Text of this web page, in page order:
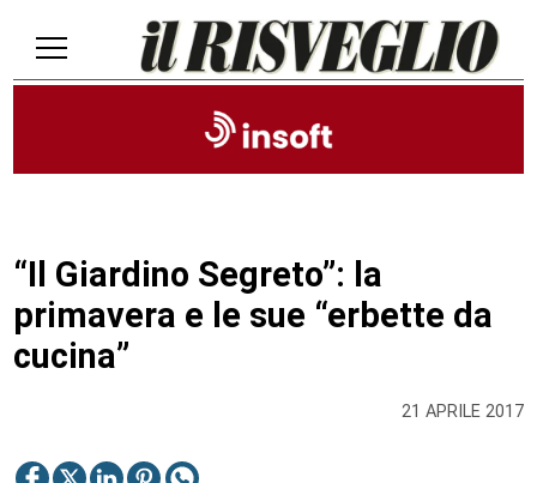
21 APRILE 2017
“Il Giardino Segreto”: la
primavera e le sue “erbette da
cucina”